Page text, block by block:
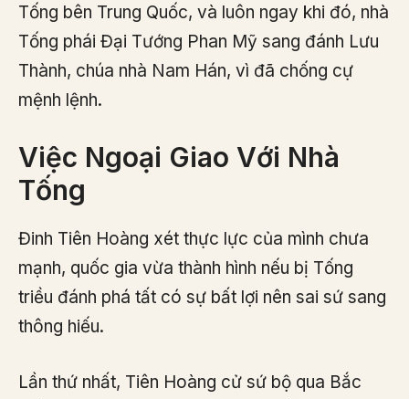
Tống bên Trung Quốc, và luôn ngay khi đó, nhà
Tống phái Đại Tướng Phan Mỹ sang đánh Lưu
Thành, chúa nhà Nam Hán, vì đã chống cự
mệnh lệnh.
Việc Ngoại Giao Với Nhà
Tống
Đinh Tiên Hoàng xét thực lực của mình chưa
mạnh, quốc gia vừa thành hình nếu bị Tống
triều đánh phá tất có sự bất lợi nên sai sứ sang
thông hiếu.
Lần thứ nhất, Tiên Hoàng cử sứ bộ qua Bắc